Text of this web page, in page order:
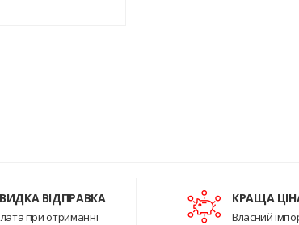
ВІДПРАВКА
при отриманні
КРАЩА
Власний